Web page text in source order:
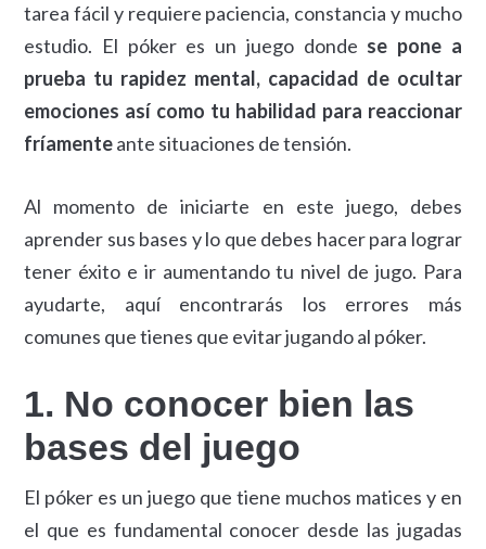
tarea fácil y requiere paciencia, constancia y mucho
estudio. El póker es un juego donde se pone a
prueba tu rapidez mental, capacidad de ocultar
emociones así como tu habilidad para reaccionar
fríamenteante situaciones de tensión.
Al momento de iniciarte en este juego, debes
aprender sus bases y lo que debes hacer para lograr
tener éxito e ir aumentando tu nivel de jugo. Para
ayudarte, aquí encontrarás los errores más
comunes que tienes que evitar jugando al póker.
1. No conocer bien las
bases del juego
El póker es un juego que tiene muchos matices y en
el que es fundamental conocer desde las jugadas